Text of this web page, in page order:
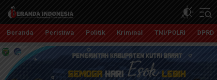
Beranda Indonesia
Independent, Tajam dan Terpercaya
Beranda Peristiwa Politik Kriminal TNI/POLRI DPRD